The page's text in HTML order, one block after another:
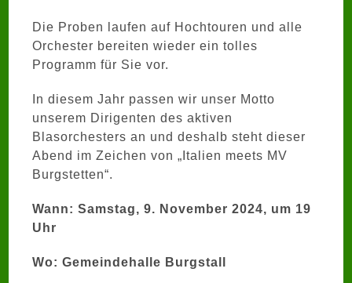
Die Proben laufen auf Hochtouren und alle
Orchester bereiten wieder ein tolles
Programm für Sie vor.
In diesem Jahr passen wir unser Motto
unserem Dirigenten des aktiven
Blasorchesters an und deshalb steht dieser
Abend im Zeichen von „Italien meets MV
Burgstetten“.
Wann: Samstag, 9. November 2024, um 19
Uhr
Wo: Gemeindehalle Burgstall